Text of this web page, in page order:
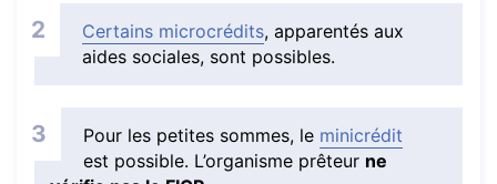
Certains microcrédits, apparentés aux
aides sociales, sont possibles.
Pour les petites sommes, le minicrédit
est possible. L’organisme prêteur ne